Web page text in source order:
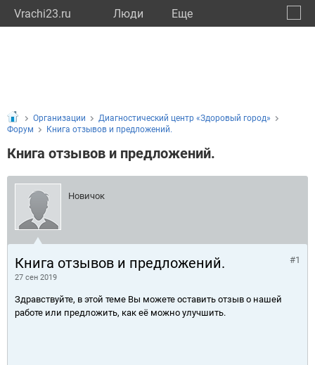
Vrachi23.ru Люди Eще
Организации
Диагностический центр «Здоровый город»
Форум
Книга отзывов и предложений.
Книга отзывов и предложений.
Новичок
Книга отзывов и предложений.
27 сен 2019
#1
Здравствуйте, в этой теме Вы можете оставить отзыв о нашей
работе или предложить, как её можно улучшить.